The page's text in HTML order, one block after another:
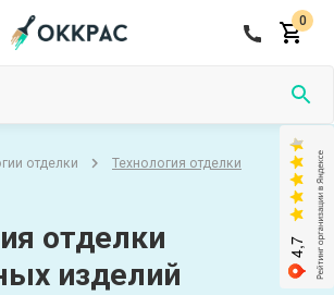
0
отделки
Технология отделки
отделки
изделий